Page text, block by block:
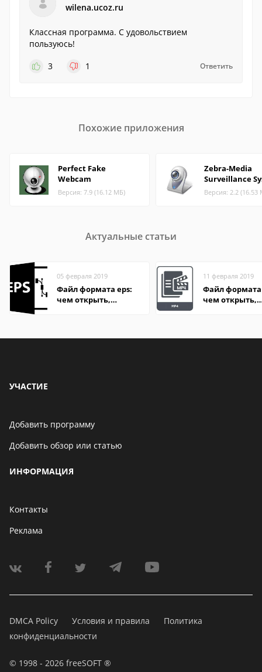
wilena.ucoz.ru
Классная программа. С удовольствием
пользуюсь!
3
1 Ответить
Похожие приложения
Perfect Fake
Webcam
Версия: 7.9 (16.12 МБ)
Zebra-Media
Surveillance
Версия: 2.2 (16.53
Актуальные статьи
05 февраля 2019
Файл формата eps:
чем открыть,
11 февраля 2019
Файл формата
чем открыть,
УЧАСТИЕ
Добавить программу
Добавить обзор или статью
ИНФОРМАЦИЯ
Контакты
Реклама
DMCA Policy Условия и правила
Политика
конфиденциальности
© 1998 - 2026 freeSOFT ®